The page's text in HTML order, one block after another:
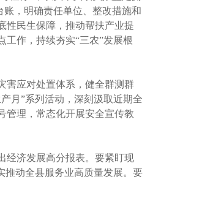
，明确责任单位、整改措施和
性民生保障，推动帮扶产业提
作，持续夯实“三农”发展根
害应对处置体系，健全群测群
月”系列活动，深刻汲取近期全
管理，常态化开展安全宣传教
经济发展高分报表。要紧盯现
推动全县服务业高质量发展。要